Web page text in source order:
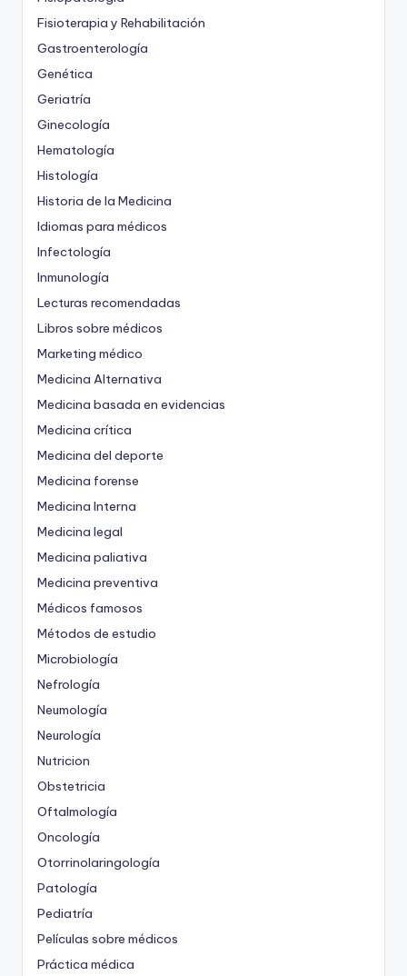
Fisioterapia y Rehabilitación
Gastroenterología
Genética
Geriatría
Ginecología
Hematología
Histología
Historia de la Medicina
Idiomas para médicos
Infectología
Inmunología
Lecturas recomendadas
Libros sobre médicos
Marketing médico
Medicina Alternativa
Medicina basada en evidencias
Medicina crítica
Medicina del deporte
Medicina forense
Medicina Interna
Medicina legal
Medicina paliativa
Medicina preventiva
Médicos famosos
Métodos de estudio
Microbiología
Nefrología
Neumología
Neurología
Nutricion
Obstetricia
Oftalmología
Oncología
Otorrinolaringología
Patología
Pediatría
Películas sobre médicos
Práctica médica